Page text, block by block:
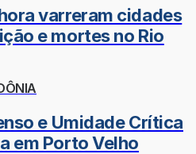
varreram cidades
e mortes no Rio
e Umidade Crítica
em Porto Velho